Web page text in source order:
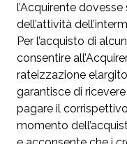
l’Acquirente
dell’attività
Per l’acquisto di
consentire
rateizzazione
garantisce di
pagare il
momento